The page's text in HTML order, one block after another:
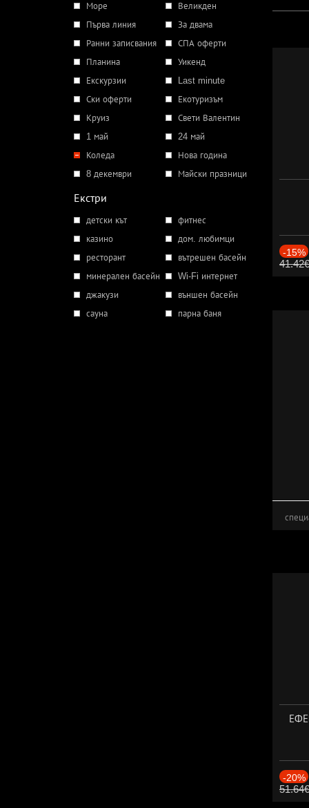
Море
Великден
Първа линия
За двама
Ранни записвания
СПА оферти
Планина
Уикенд
Екскурзии
Last minute
Ски оферти
Екотуризъм
Круиз
Свети Валентин
1 май
24 май
Коледа
Нова година
8 декември
Майски празници
Екстри
детски кът
фитнес
казино
дом. любимци
ресторант
вътрешен басейн
минерален басейн
Wi-Fi интернет
джакузи
външен басейн
сауна
парна баня
-15%
41.42€
-20%
51.64€